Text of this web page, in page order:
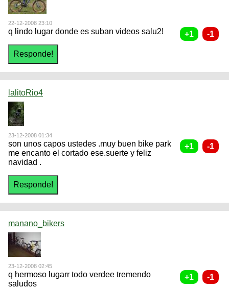
22-12-2008 23:10
q lindo lugar donde es suban videos salu2!
lalitoRio4
23-12-2008 01:34
son unos capos ustedes .muy buen bike park
me encanto el cortado ese.suerte y feliz
navidad .
manano_bikers
23-12-2008 02:45
q hermoso lugarr todo verdee tremendo
saludos